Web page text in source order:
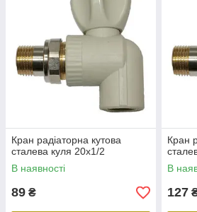
Кран радіаторна кутова
сталева куля 20х1/2
В наявності
89 ₴
Кран
В
127